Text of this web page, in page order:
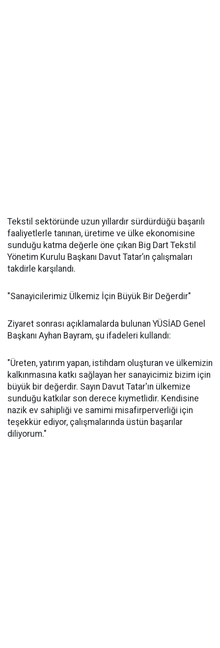
Tekstil sektöründe uzun yıllardır sürdürdüğü başarılı
faaliyetlerle tanınan, üretime ve ülke ekonomisine
sunduğu katma değerle öne çıkan Big Dart Tekstil
Yönetim Kurulu Başkanı Davut Tatar’ın çalışmaları
takdirle karşılandı.
"Sanayicilerimiz Ülkemiz İçin Büyük Bir Değerdir"
Ziyaret sonrası açıklamalarda bulunan YÜSİAD Genel
Başkanı Ayhan Bayram, şu ifadeleri kullandı:
"Üreten, yatırım yapan, istihdam oluşturan ve ülkemizin
kalkınmasına katkı sağlayan her sanayicimiz bizim için
büyük bir değerdir. Sayın Davut Tatar'ın ülkemize
sunduğu katkılar son derece kıymetlidir. Kendisine
nazik ev sahipliği ve samimi misafirperverliği için
teşekkür ediyor, çalışmalarında üstün başarılar
diliyorum."